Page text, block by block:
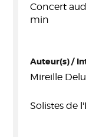
Concert
min
Auteur(s) /
Mireille
Solistes de